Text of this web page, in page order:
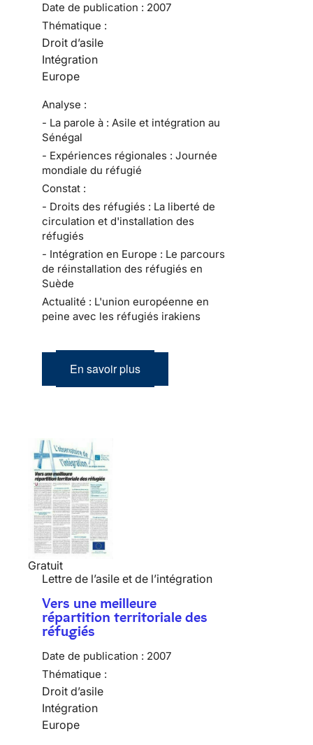
Date de publication : 2007
Thématique :
Droit d’asile
Intégration
Europe
Analyse :
- La parole à : Asile et intégration au
Sénégal
- Expériences régionales : Journée
mondiale du réfugié
Constat :
- Droits des réfugiés : La liberté de
circulation et d'installation des
réfugiés
- Intégration en Europe : Le parcours
de réinstallation des réfugiés en
Suède
Actualité : L'union européenne en
peine avec les réfugiés irakiens
En savoir plus
Gratuit
Lettre de l’asile et de l’intégration
Vers une meilleure
répartition territoriale des
réfugiés
Date de publication : 2007
Thématique :
Droit d’asile
Intégration
Europe